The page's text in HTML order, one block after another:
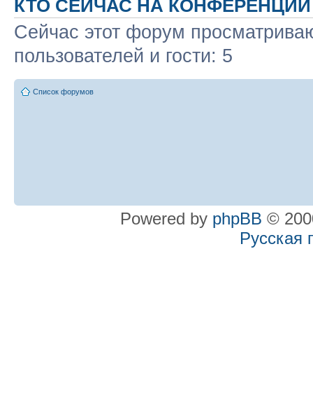
КТО СЕЙЧАС НА КОНФЕРЕНЦИИ
Сейчас этот форум
пользователей и гости: 5
Список форумов
Powered by phpBB ©
Русская